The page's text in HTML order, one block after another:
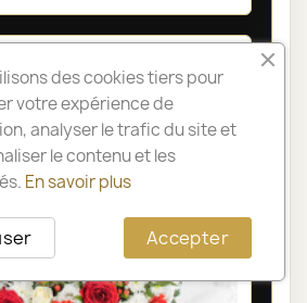
des cookies tiers pour
votre expérience de
analyser le trafic du site et
le contenu et les
En savoir plus
Accepter